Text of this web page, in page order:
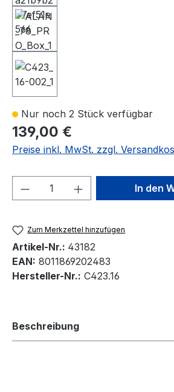
Nur noch 2 Stück verfügbar
139,00 €
Preise inkl. MwSt. zzgl.
Produkt Anzahl: GibIn den
Zum Merkzettel hinzufügen
Artikel-Nr.: 43182
EAN: 8011869202483
Hersteller-Nr.: C423.16
Beschreibung